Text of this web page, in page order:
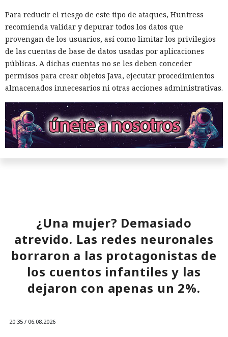
Para reducir el riesgo de este tipo de ataques, Huntress
recomienda validar y depurar todos los datos que
provengan de los usuarios, así como limitar los privilegios
de las cuentas de base de datos usadas por aplicaciones
públicas. A dichas cuentas no se les deben conceder
permisos para crear objetos Java, ejecutar procedimientos
almacenados innecesarios ni otras acciones administrativas.
¿Una mujer? Demasiado
atrevido. Las redes neuronales
borraron a las protagonistas de
los cuentos infantiles y las
dejaron con apenas un 2%.
20:35 / 06.08.2026